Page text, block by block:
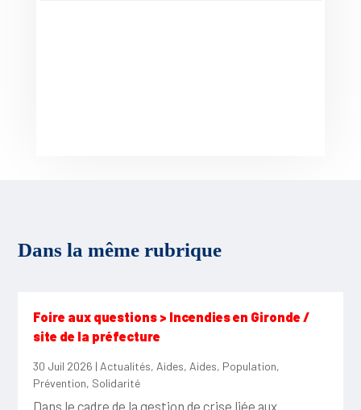
Dans la même rubrique
Foire aux questions > Incendies en Gironde /
site de la préfecture
30 Juil 2026 | Actualités, Aides, Aides, Population,
Prévention, Solidarité
Dans le cadre de la gestion de crise liée aux